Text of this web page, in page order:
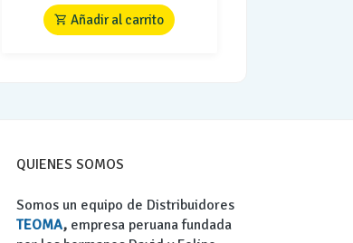
Añadir al carrito
QUIENES SOMOS
Somos un equipo de Distribuidores
TEOMA, empresa peruana fundada